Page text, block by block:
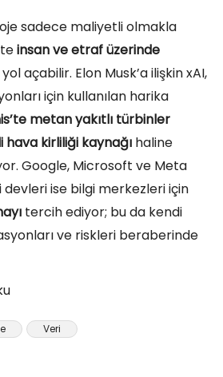
sadece maliyetli olmakla
insan ve etraf üzerinde
açabilir. Elon Musk’a ilişkin xAI,
için kullanılan harika
metan yakıtlı türbinler
kirliliği kaynağı haline
Google, Microsoft ve Meta
ise bilgi merkezleri için
tercih ediyor; bu da kendi
ve riskleri beraberinde
Veri